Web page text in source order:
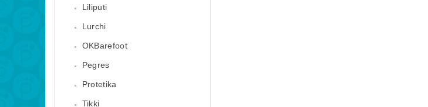
Liliputi
Lurchi
OKBarefoot
Pegres
Protetika
Tikki